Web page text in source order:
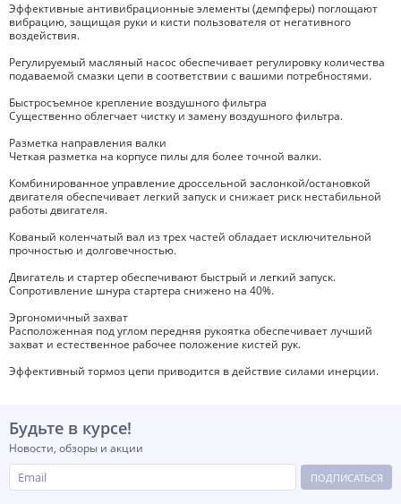
Эффективные антивибрационные элементы (демпферы) поглощают
вибрацию, защищая руки и кисти пользователя от негативного
воздействия.
Регулируемый масляный насос обеспечивает регулировку количества
подаваемой смазки цепи в соответствии с вашими потребностями.
Быстросъемное крепление воздушного фильтра
Существенно облегчает чистку и замену воздушного фильтра.
Разметка направления валки
Четкая разметка на корпусе пилы для более точной валки.
Комбинированное управление дроссельной заслонкой/остановкой
двигателя обеспечивает легкий запуск и снижает риск нестабильной
работы двигателя.
Кованый коленчатый вал из трех частей обладает исключительной
прочностью и долговечностью.
Двигатель и стартер обеспечивают быстрый и легкий запуск.
Сопротивление шнура стартера снижено на 40%.
Эргономичный захват
Расположенная под углом передняя рукоятка обеспечивает лучший
захват и естественное рабочее положение кистей рук.
Эффективный тормоз цепи приводится в действие силами инерции.
Будьте в курсе!
Новости, обзоры и акции
ПОДПИСАТЬСЯ